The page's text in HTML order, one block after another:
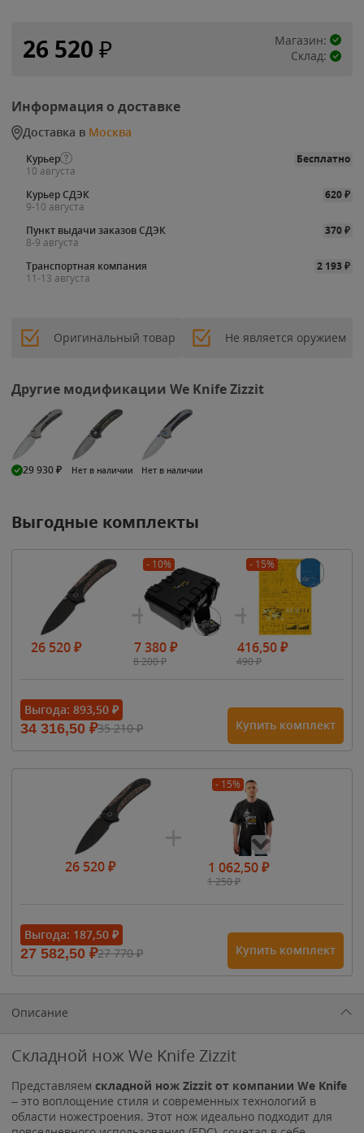
26 520 ₽
Магазин:
Склад:
Информация о доставке
Доставка в Москва
Курьер
Бесплатно
10 августа
Курьер СДЭК
620₽
9-10 августа
Пункт выдачи заказов СДЭК
370₽
8-9 августа
Транспортная компания
2 193₽
11-13 августа
Оригинальный товар Не является оружием
Другие модификации We Knife Zizzit
29 930₽ Нет в наличии Нет в наличии
Выгодные комплекты
26 520₽
- 10%
7 380₽
8 200₽
- 15%
416,50₽
490₽
Выгода: 893,50 ₽
34 316,50 ₽35 210₽ Купить комплект
26 520₽
- 15%
1 062,50₽
1 250₽
1 615₽
1 900₽1 900₽
Выгода: 187,50 ₽
27 582,50 ₽27 770₽ Купить комплект
Описание
Складной нож We Knife Zizzit
Представляем складной нож Zizzit от компании We Knife
– это воплощение стиля и современных технологий в
области ножестроения. Этот нож идеально подходит для